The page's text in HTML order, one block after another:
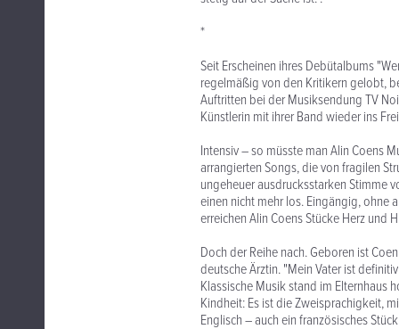
*
Seit Erscheinen ihres Debütalbums
regelmäßig von den Kritikern gelobt,
Auftritten bei der Musiksendung TV
Künstlerin mit ihrer Band wieder ins
Intensiv – so müsste man Alin Coens
arrangierten Songs, die von fragilen
ungeheuer ausdrucksstarken Stimme
einen nicht mehr los. Eingängig, ohne
erreichen Alin Coens Stücke Herz und
Doch der Reihe nach. Geboren ist
deutsche Ärztin. "Mein Vater ist
Klassische Musik stand im Elternhaus
Kindheit: Es ist die Zweisprachigkeit,
Englisch – auch ein französisches